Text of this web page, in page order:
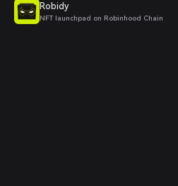
Robidy
NFT launchpad on Robinhood Chain